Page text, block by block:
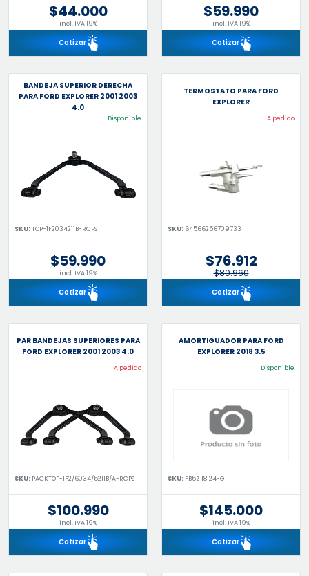
$44.000
incl. IVA 19%
Cotizar
$59.990
incl. IVA 19%
Cotizar
BANDEJA SUPERIOR DERECHA
PARA FORD EXPLORER 2001 2003
4.0
Disponible
SKU:TOP-1F2034211B-RCPS
$59.990
incl. IVA 19%
Cotizar
TERMOSTATO PARA FORD
EXPLORER
A pedido
SKU: 64566256709733
$76.912
$80.960
incl. IVA 19%
Cotizar
PAR BANDEJAS SUPERIORES PARA
FORD EXPLORER 2001 2003 4.0
A pedido
SKU: PACKTOP-1F2/6034/5211B/A-RCPS
$100.990
incl. IVA 19%
Cotizar
AMORTIGUADOR PARA FORD
EXPLORER 2018 3.5
Disponible
SKU: FB5Z 18124-G
$145.000
incl. IVA 19%
Cotizar